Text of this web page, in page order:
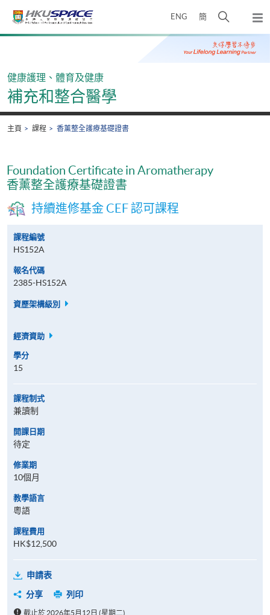
ENG 簡
開
搜
尋
彈
出
主
Main
健康護理、體育及健康
補充和整合醫學
主頁 課程 香薰整全護療基礎證書
Foundation Certificate in Aromatherapy
香薰整全護療基礎證書
持續進修基金 CEF 認可課程
課程編號
HS152A
報名代碼
2385-HS152A
資歷架構級別
經濟資助
學分
15
課程制式
兼讀制
開課日期
待定
修業期
10個月
教學語言
粵語
課程費用
HK$12,500
申請表
分享
列印
截止於 2026年5月12日 (星期二)